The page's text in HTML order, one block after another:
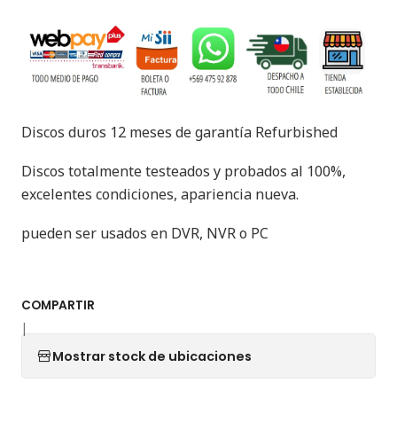
Discos duros 12 meses de garantía Refurbished
Discos totalmente testeados y probados al 100%,
excelentes condiciones, apariencia nueva.
pueden ser usados en DVR, NVR o PC
COMPARTIR
|
Mostrar stock de ubicaciones